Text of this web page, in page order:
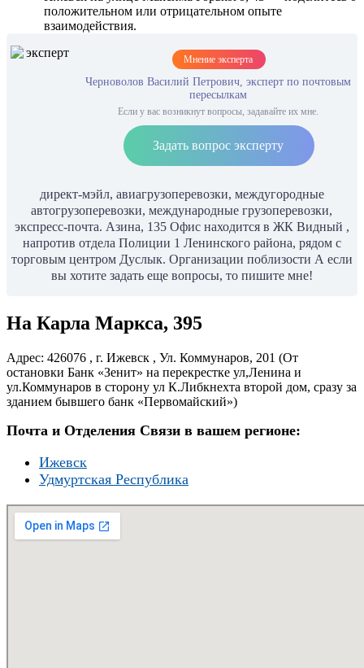
положительном или отрицательном опыте
взаимодействия.
Мнение эксперта
Черноволов Василий Петрович, эксперт по почтовым
пересылкам
Если у вас возникнут вопросы, задавайте их мне.
Задать вопрос эксперту
директ-мэйл, авиагрузоперевозки, междугородные
автогрузоперевозки, международные грузоперевозки,
экспресс-почта. Азина, 135 Офис находится в ЖК Видный ,
напротив отдела Полиции 1 Ленинского района, рядом с
торговым центром Дуслык. Организации поблизости А если
вы хотите задать еще вопросы, то пишите мне!
На Карла Маркса, 395
Адрес: 426076 , г. Ижевск , Ул. Коммунаров, 201 (От
остановки Банк «Зенит» на перекрестке ул,Ленина и
ул.Коммунаров в сторону ул К.Либкнехта второй дом, сразу за
зданием бывшего банк «Первомайский»)
Почта и Отделения Связи в вашем регионе:
Ижевск
Удмуртская Республика